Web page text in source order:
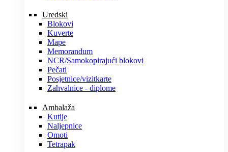
Uredski
Blokovi
Kuverte
Mape
Memorandum
NCR/Samokopirajući blokovi
Pečati
Posjetnice/vizitkarte
Zahvalnice - diplome
Ambalaža
Kutije
Naljepnice
Omoti
Tetrapak